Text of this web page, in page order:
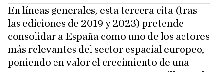
En líneas generales, esta tercera cita (tras
las ediciones de 2019 y 2023) pretende
consolidar a España como uno de los actores
más relevantes del sector espacial europeo,
poniendo en valor el crecimiento de una